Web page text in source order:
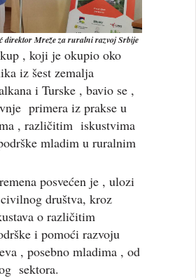
direktor Mreže za ruralni razvoj Srbije
, koji je okupio oko
iz šest zemalja
i Turske , bavio se ,
primera iz prakse u
, različitim iskustvima
mladim u ruralnim
posvećen je , ulozi
društva, kroz
o različitim
i pomoći razvoju
, posebno mladima , od
sektora.